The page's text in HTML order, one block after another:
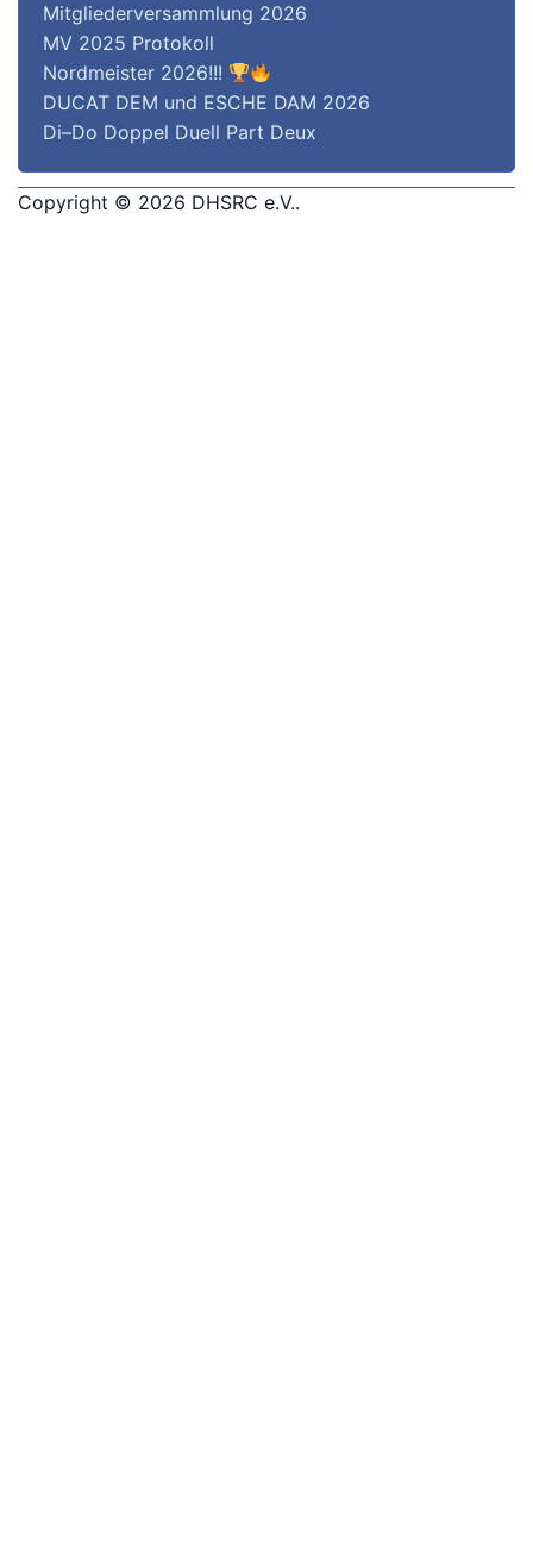
Mitgliederversammlung 2026
MV 2025 Protokoll
Nordmeister 2026!!!
DUCAT DEM und ESCHE DAM 2026
Di–Do Doppel Duell Part Deux
Copyright © 2026 DHSRC e.V..